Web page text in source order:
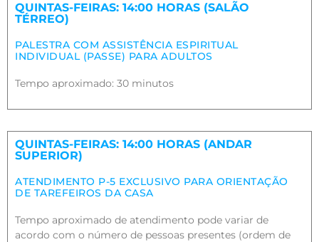
QUINTAS-FEIRAS: 14:00 HORAS (SALÃO
TÉRREO)
PALESTRA COM ASSISTÊNCIA ESPIRITUAL
INDIVIDUAL (PASSE) PARA ADULTOS
Tempo aproximado: 30 minutos
QUINTAS-FEIRAS: 14:00 HORAS (ANDAR
SUPERIOR)
ATENDIMENTO P-5 EXCLUSIVO PARA ORIENTAÇÃO
DE TAREFEIROS DA CASA
Tempo aproximado de atendimento pode variar de
acordo com o número de pessoas presentes (ordem de